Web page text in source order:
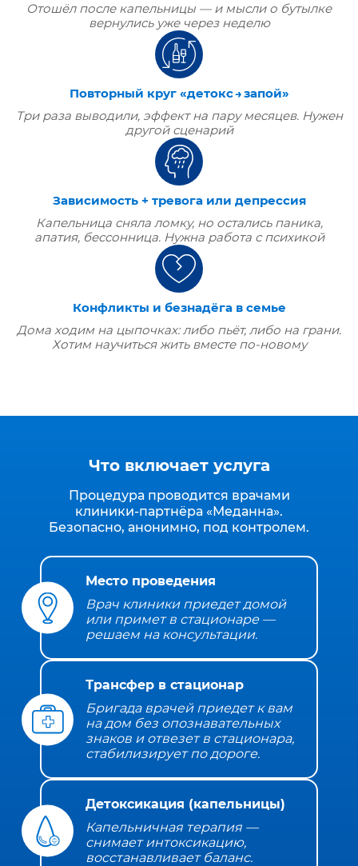
Отошёл после капельницы — и мысли о бутылке
вернулись уже через неделю
Повторный круг «детокс → запой»
Три раза выводили, эффект на пару месяцев. Нужен
другой сценарий
Зависимость + тревога или депрессия
Капельница сняла ломку, но остались паника,
апатия, бессонница. Нужна работа с психикой
Конфликты и безнадёга в семье
Дома ходим на цыпочках: либо пьёт, либо на грани.
Хотим научиться жить вместе по‑новому
Что включает услуга
Процедура проводится врачами
клиники‑партнёра «Меданна».
Безопасно, анонимно, под контролем.
Место проведения
Врач клиники приедет домой
или примет в стационаре —
решаем на консультации.
Трансфер в стационар
Бригада врачей приедет к вам
на дом без опознавательных
знаков и отвезет в стационара,
стабилизирует по дороге.
Детоксикация (капельницы)
Капельничная терапия —
снимает интоксикацию,
восстанавливает баланс.